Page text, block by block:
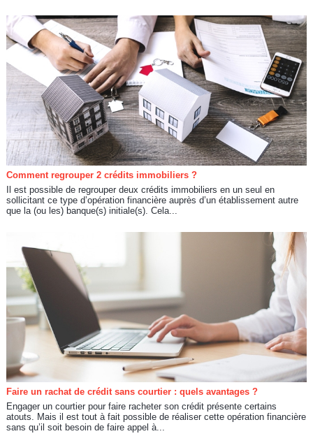
Comment regrouper 2 crédits immobiliers ?
Il est possible de regrouper deux crédits immobiliers en un seul en
sollicitant ce type d’opération financière auprès d’un établissement autre
que la (ou les) banque(s) initiale(s). Cela...
Faire un rachat de crédit sans courtier : quels avantages ?
Engager un courtier pour faire racheter son crédit présente certains
atouts. Mais il est tout à fait possible de réaliser cette opération financière
sans qu’il soit besoin de faire appel à...